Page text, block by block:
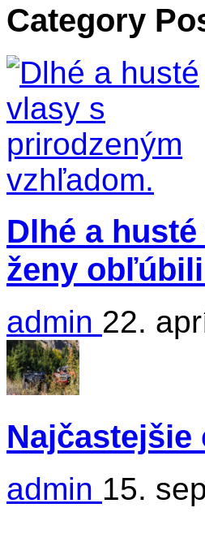
Category
Dlhé a
ženy
admin 22.
Najčastejšie
admin 15.